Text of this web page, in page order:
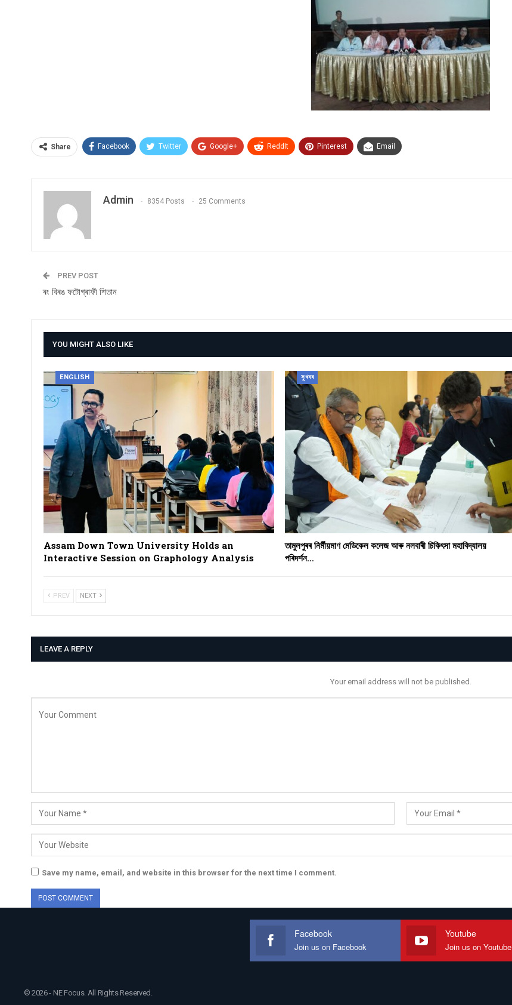
Share Facebook Twitter Google+ ReddIt Pinterest Email
Admin 8354 Posts 25 Comments
PREV POST
ৰং বিৰঙ ফটোগ্ৰাফী শিতান
YOU MIGHT ALSO LIKE
ENGLISH
Assam Down Town University Holds an
Interactive Session on Graphology Analysis
সুখবৰ
তামুলপুৰৰ নিৰ্মীয়মাণ মেডিকেল কলেজ আৰু নলবাৰী চিকিৎসা মহাবিদ্যালয়
পৰিদৰ্শন…
PREV NEXT
LEAVE A REPLY
Your email address will not be published.
Save my name, email, and website in this browser for the next time I comment.
Facebook
Join us on Facebook
Youtube
Join us on Youtube
© 2026 - NE Focus. All Rights Reserved.